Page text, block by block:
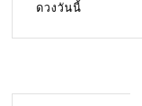
ดวงวันนี้